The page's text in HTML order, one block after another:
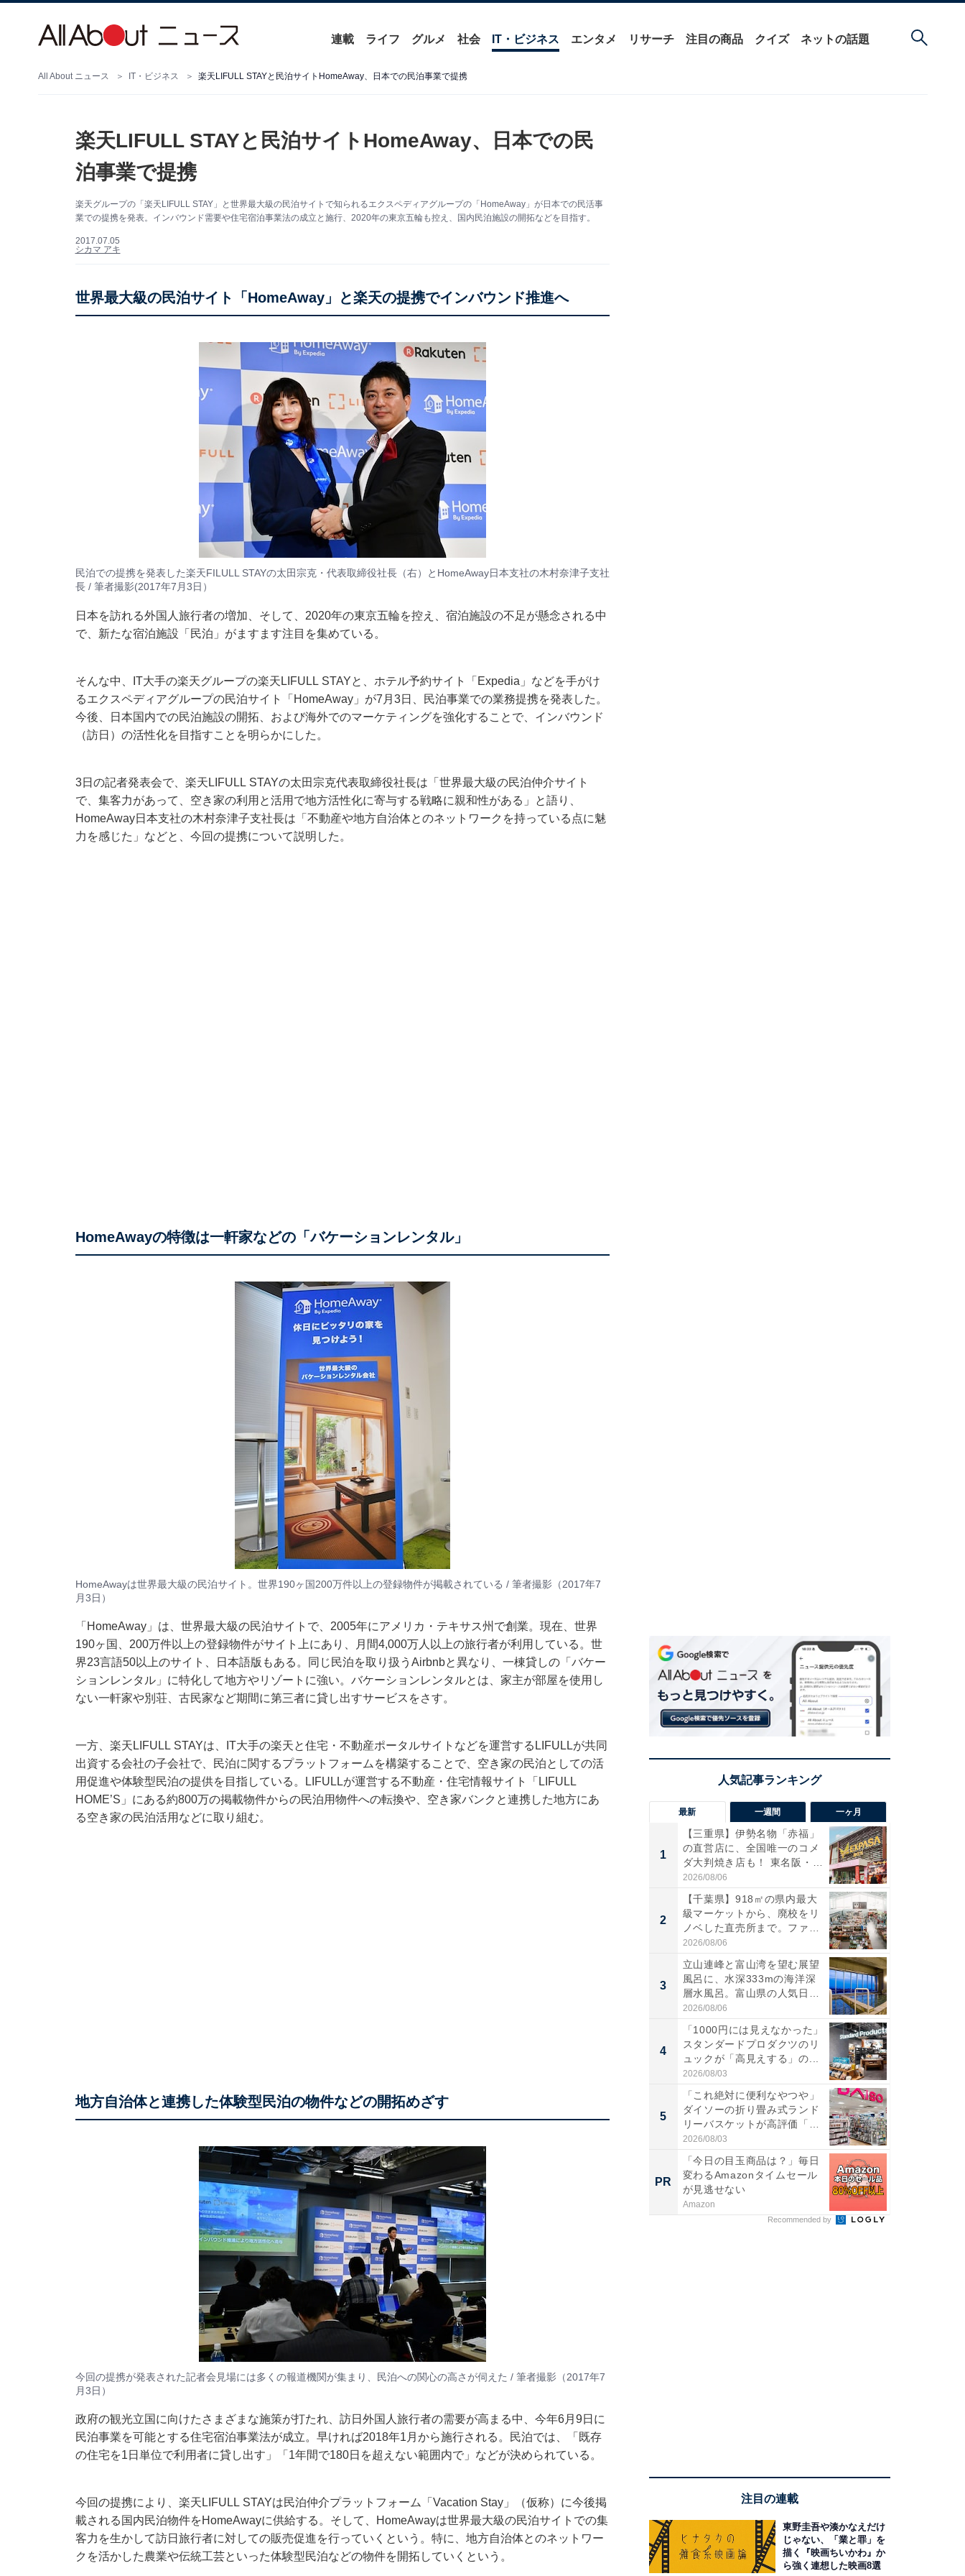
連載 ライフ グルメ 社会 IT・ビジネス エンタメ リサーチ 注目の商品 クイズ ネットの話題
All About ニュース IT・ビジネス 楽天LIFULL STAYと民泊サイトHomeAway、日本での民泊事業で提携
楽天LIFULL STAYと民泊サイトHomeAway、日本での民
泊事業で提携
楽天グループの「楽天LIFULL STAY」と世界最大級の民泊サイトで知られるエクスペディアグループの「HomeAway」が日本での民活事
業での提携を発表。インバウンド需要や住宅宿泊事業法の成立と施行、2020年の東京五輪も控え、国内民泊施設の開拓などを目指す。
2017.07.05
シカマ アキ
世界最大級の民泊サイト「HomeAway」と楽天の提携でインバウンド推進へ
民泊での提携を発表した楽天FILULL STAYの太田宗克・代表取締役社長（右）とHomeAway日本支社の木村奈津子支社
長 / 筆者撮影(2017年7月3日）
日本を訪れる外国人旅行者の増加、そして、2020年の東京五輪を控え、宿泊施設の不足が懸念される中
で、新たな宿泊施設「民泊」がますます注目を集めている。
そんな中 、IT大手の楽天グループの楽天LIFULL STAYと、ホテル予約サイト「Expedia」などを手がけ
るエクスペディアグループの民泊サイト「HomeAway」が7月3日、民泊事業での業務提携を発表した。
今後、日本国内での民泊施設の開拓、および海外でのマーケティングを強化することで、インバウンド
（訪日）の活性化を目指すことを明らかにした。
3日の記者発表会で、楽天LIFULL STAYの太田宗克代表取締役社長は「世界最大級の民泊仲介サイト
で、集客力があって、空き家の利用と活用で地方活性化に寄与する戦略に親和性がある」と語り、
HomeAway日本支社の木村奈津子支社長は「不動産や地方自治体とのネットワークを持っている点に魅
力を感じた」などと、今回の提携について説明した。
HomeAwayの特徴は一軒家などの「バケーションレンタル」
HomeAwayは世界最大級の民泊サイト。世界190ヶ国200万件以上の登録物件が掲載されている / 筆者撮影（2017年7
月3日）
「HomeAway」は、世界最大級の民泊サイトで、2005年にアメリカ・テキサス州で創業。現在、世界
190ヶ国、200万件以上の登録物件がサイト上にあり、月間4,000万人以上の旅行者が利用している。世
界23言語50以上のサイト、日本語版もある。同じ民泊を取り扱うAirbnbと異なり、一棟貸しの「バケー
ションレンタル」に特化して地方やリゾートに強い。バケーションレンタルとは、家主が部屋を使用し
ない一軒家や別荘、古民家など期間に第三者に貸し出すサービスをさす。
一方、楽天LIFULL STAYは、IT大手の楽天と住宅・不動産ポータルサイトなどを運営するLIFULLが共同
出資する会社の子会社で、民泊に関するプラットフォームを構築することで、空き家の民泊としての活
用促進や体験型民泊の提供を目指している。
LIFULLが運営する不動産・住宅情報サイト
「LIFULL
HOME’S」にある約800万の掲載物件からの民泊用物件への転換や、空き家バンクと連携した地方にあ
る空き家の民泊活用 などに取り組 む。
地方自治体と連携した体験型民泊の物件などの開拓めざす
今回の提携が発表された記者会見場には多くの報道機関が集まり、民泊への関心の高さが伺えた / 筆者撮影（2017年7
月3日）
政府の観光立国に向けたさまざまな施策が打たれ、訪日外国人旅行者の需要が高まる中、今年6月9日に
民泊事業を可能とする住宅宿泊事業法が成立。早ければ2018年1月から施行される。民泊では、「既存
の住宅を1日単位で利用者に貸し出す」「1年間で180日を超えない範囲内で」などが決められている。
今回の提携により、楽天LIFULL STAYは民泊仲介プラットフォーム「Vacation Stay」（仮称）に今後掲
載される国内民泊物件をHomeAwayに供給する。そして、HomeAwayは世界最大級の民泊サイトでの集
客力を生かして訪日旅行者に対しての販売促進を行っていくという。特に、地方自治体とのネットワー
クを活かした農業や伝統工芸といった体験型民泊などの物件を開拓していくという。
最新 一週間 一ヶ月
1
【三重県】伊勢名物「赤福」
の直営店に、全国唯一のコメ
ダ大判焼き店も！ 東名阪・
伊...
2026/08/06
2
【千葉県】918㎡の県内最大
級マーケットから、廃校をリ
ノベした直売所まで。ファ
ー...
2026/08/06
3
立山連峰と富山湾を望む展望
風呂に、水深333mの海洋深
層水風呂。富山県の人気日
帰...
2026/08/06
4
「1000円には見えなかった」
スタンダードプロダクツのリ
ュックが「高見えする」の...
2026/08/03
5
「これ絶対に便利なやつや」
ダイソーの折り畳み式ランド
リーバスケットが高評価「使
わ...
2026/08/03
PR
「今日の目玉商品は？」毎日
変わるAmazonタイムセール
が見逃せない
Amazon
Recommended by
注目の連載
東野圭吾や湊かなえだけ
じゃない、「業と罪」を
描く『映画ちいかわ』か
ら強く連想した映画8選